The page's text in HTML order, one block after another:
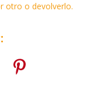
otro o devolverlo.